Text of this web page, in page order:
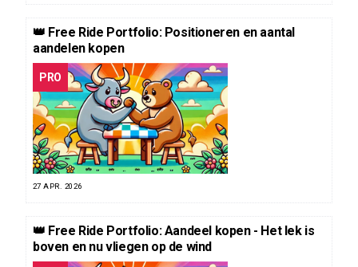
👑 Free Ride Portfolio: Positioneren en aantal
aandelen kopen
PRO
27 APR. 2026
👑 Free Ride Portfolio: Aandeel kopen - Het lek is
boven en nu vliegen op de wind